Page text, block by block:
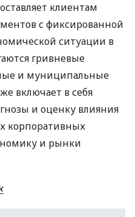
клиентам
с фиксированной
ситуации в
гривневые
и муниципальные
включает в себя
и оценку влияния
корпоративных
и рынки